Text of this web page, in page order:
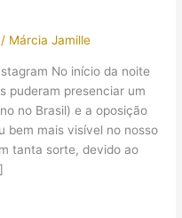
/ Márcia Jamille
No início da noite
puderam presenciar um
no Brasil) e a oposição
bem mais visível no nosso
tanta sorte, devido ao